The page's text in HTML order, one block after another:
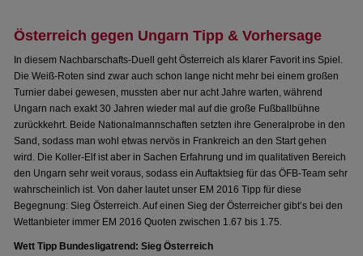
Österreich gegen Ungarn Tipp & Vorhersage
In diesem Nachbarschafts-Duell geht Österreich als klarer Favorit ins Spiel.
Die Weiß-Roten sind zwar auch schon lange nicht mehr bei einem großen
Turnier dabei gewesen, mussten aber nur acht Jahre warten, während
Ungarn nach exakt 30 Jahren wieder mal auf die große Fußballbühne
zurückkehrt. Beide Nationalmannschaften setzten ihre Generalprobe in den
Sand, sodass man wohl etwas nervös in Frankreich an den Start gehen
wird. Die Koller-Elf ist aber in Sachen Erfahrung und im qualitativen Bereich
den Ungarn sehr weit voraus, sodass ein Auftaktsieg für das ÖFB-Team sehr
wahrscheinlich ist. Von daher lautet unser EM 2016 Tipp für diese
Begegnung: Sieg Österreich. Auf einen Sieg der Österreicher gibt’s bei den
Wettanbieter immer EM 2016 Quoten zwischen 1.67 bis 1.75.
Wett Tipp Bundesligatrend: Sieg Österreich